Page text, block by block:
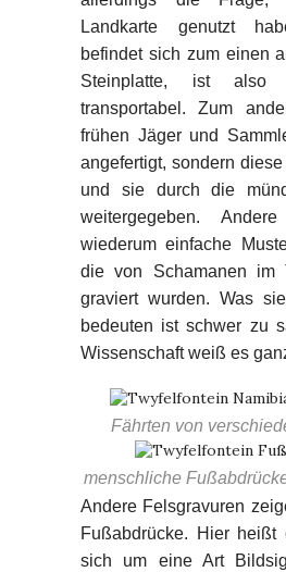
Landkarte genutzt
befindet sich zum einen
Steinplatte, ist also
transportabel. Zum
frühen Jäger und
angefertigt, sondern
und sie durch die
weitergegeben.
wiederum einfache
die von Schamanen im
graviert wurden. Was
bedeuten ist schwer zu
Wissenschaft weiß es
Fährten von
menschliche
Andere Felsgravuren
Fußabdrücke. Hier
sich um eine Art